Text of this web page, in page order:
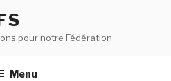
pour notre Fédération
Menu